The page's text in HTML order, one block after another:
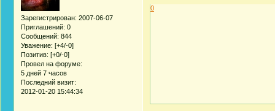
Зарегистрирован: 2007-06-07
Приглашений: 0
Сообщений: 844
Уважение: [+4/-0]
Позитив: [+0/-0]
Провел на форуме:
5 дней 7 часов
Последний визит:
2012-01-20 15:44:34
0